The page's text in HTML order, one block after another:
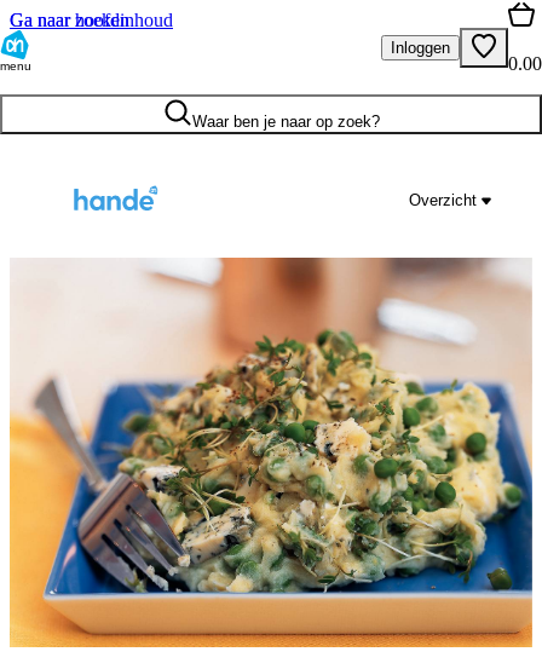
Ga naar hoofdinhoud
Ga naar zoeken
menu
Inloggen
0.00
Waar ben je naar op zoek?
Overzicht